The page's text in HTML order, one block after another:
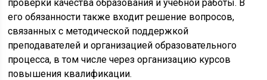
проверки качества образования и учебной работы. В
его обязанности также входит решение вопросов,
связанных с методической поддержкой
преподавателей и организацией образовательного
процесса, в том числе через организацию курсов
повышения квалификации.